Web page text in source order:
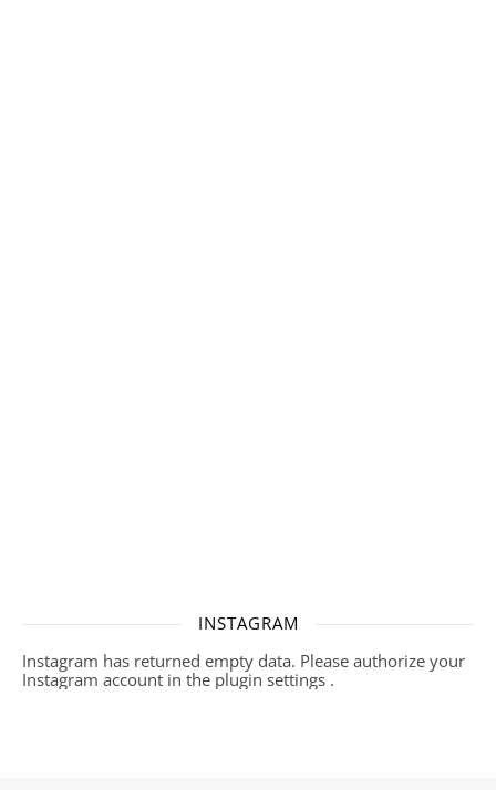
INSTAGRAM
Instagram has returned empty data. Please authorize your
Instagram account in the plugin settings .